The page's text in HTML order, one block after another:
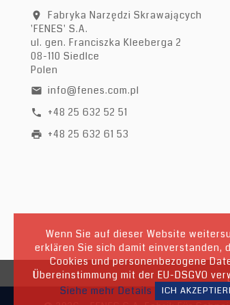
location_on
Fabryka Narzędzi Skrawających
'FENES' S.A.
ul. gen. Franciszka Kleeberga 2
08-110 Siedlce
Polen
email info@fenes.com.pl
call +48 25 632 52 51
print +48 25 632 61 53
Wenn Sie auf dieser Website
erklären Sie sich damit einverstanden,
Cookies und personenbezogene
Übereinstimmung mit der EU-DSGVO
Siehe mehr Details
ICH